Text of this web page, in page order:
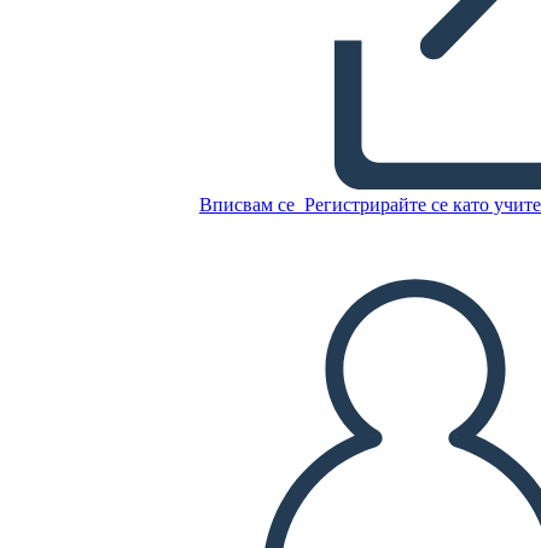
Вписвам се Регистрирайте се като
Клетъчни Паяци
Копирайте този Storyboard
СЪЗДАЙТЕ СЦЕНАРИЙ
ПУСКАНЕ НА СЛАЙДШОУ
ЧЕТИ МИ